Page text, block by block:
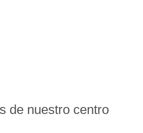
de nuestro centro